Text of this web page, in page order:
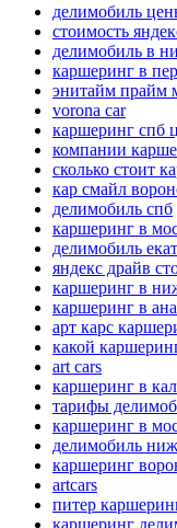
делимобиль
стоимость
делимобиль в
каршеринг в
энитайм
vorona car
каршеринг спб
компании
сколько стоит
кар смайл
делимобиль спб
каршеринг в
делимобиль
яндекс драйв
каршеринг в
каршеринг в
арт карс
какой
art cars
каршеринг в
тарифы
каршеринг в
делимобиль
каршеринг
artcars
питер
каршеринг